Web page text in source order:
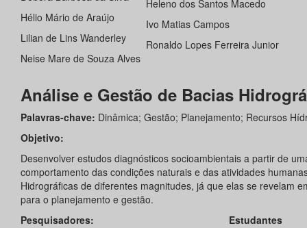
Hélio Mário de Araújo
Lilian de Lins Wanderley
Neise Mare de Souza Alves
Heleno dos Santos Macedo
Ivo Matias Campos
Ronaldo Lopes Ferreira Junior
Análise e Gestão de Bacias
Palavras-chave: Dinâmica; Gestão; Planejamento; Recursos
Objetivo:
Desenvolver estudos diagnósticos socioambientais a partir de
comportamento das condições naturais e das atividades
Hidrográficas de diferentes magnitudes, já que elas se revelam
para o planejamento e gestão.
Pesquisadores:
Estudantes